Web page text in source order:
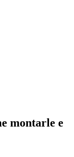
montarle e